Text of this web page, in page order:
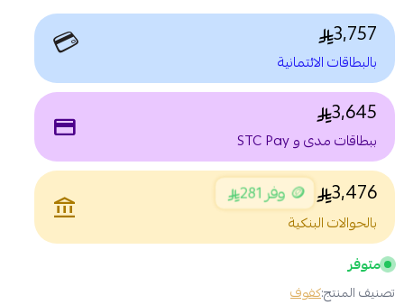
3,757
بالبطاقات الائتمانية 💳
3,645
ببطاقات مدى و STC Pay payment
3,476 🪙 وفر 281
بالحوالات البنكية
account_balance
متوفر
تصنيف المنتج:كفوف